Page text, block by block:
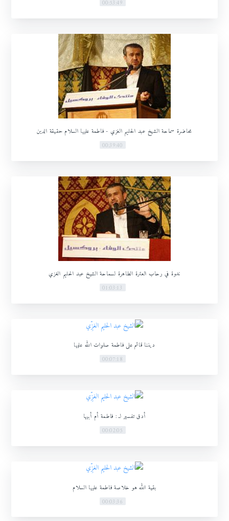
00:53:49
محاضرة سماحة الشيخ عبد الحليم الغزي - فاطمة عليها السلام حقيقة الدين
00:39:40
ندوة في رحاب العترة الطاهرة لسماحة الشيخ عبد الحليم الغزي
01:03:13
ديننا قائم على فاطمة صلوات الله عليها
00:07:18
أدق تفسير لـ : فاطمة أم أبيها
00:02:05
بقية الله هو خلاصة فاطمة عليها السلام
00:03:36